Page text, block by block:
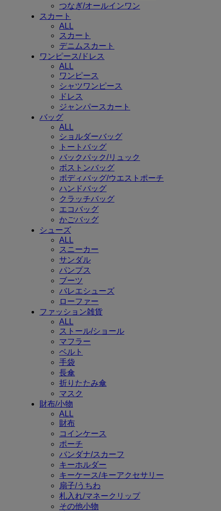
つなぎ/オールインワン
スカート
ALL
スカート
デニムスカート
ワンピース/ドレス
ALL
ワンピース
シャツワンピース
ドレス
ジャンパースカート
バッグ
ALL
ショルダーバッグ
トートバッグ
バックパック/リュック
ボストンバッグ
ボディバッグ/ウエストポーチ
ハンドバッグ
クラッチバッグ
エコバッグ
かごバッグ
シューズ
ALL
スニーカー
サンダル
パンプス
ブーツ
バレエシューズ
ローファー
ファッション雑貨
ALL
ストール/ショール
マフラー
ベルト
手袋
長傘
折りたたみ傘
マスク
財布/小物
ALL
財布
コインケース
ポーチ
バンダナ/スカーフ
キーホルダー
キーケース/キーアクセサリー
扇子/うちわ
札入れ/マネークリップ
その他小物